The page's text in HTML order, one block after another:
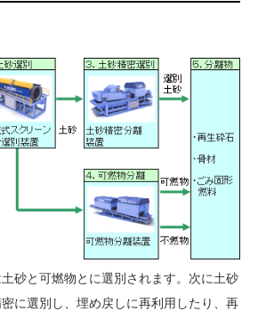
砂と可燃物とに選別されます。次に土砂
に選別し、埋め戻しに再利用したり、再